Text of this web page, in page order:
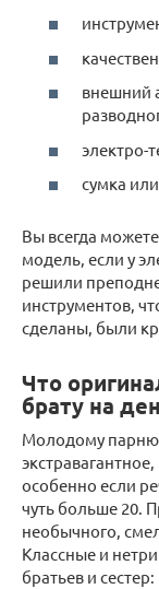
внешний
электро-
сумка
Вы всегда
модель, если у
решили
инструментов,
сделаны, были
Что
брату на
Молодому парню
особенно если
чуть больше 20.
необычного,
Классные и
братьев и сестер: